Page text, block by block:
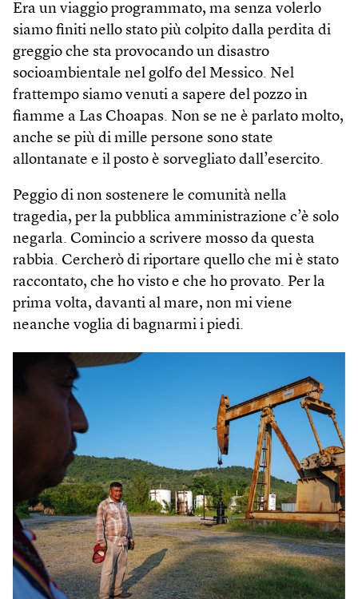
Era un viaggio programmato, ma senza volerlo
siamo finiti nello stato più colpito dalla perdita di
greggio che sta provocando un disastro
socioambientale nel golfo del Messico. Nel
frattempo siamo venuti a sapere del pozzo in
fiamme a Las Choapas. Non se ne è parlato molto,
anche se più di mille persone sono state
allontanate e il posto è sorvegliato dall’esercito.
Peggio di non sostenere le comunità nella
tragedia, per la pubblica amministrazione c’è solo
negarla. Comincio a scrivere mosso da questa
rabbia. Cercherò di riportare quello che mi è stato
raccontato, che ho visto e che ho provato. Per la
prima volta, davanti al mare, non mi viene
neanche voglia di bagnarmi i piedi.